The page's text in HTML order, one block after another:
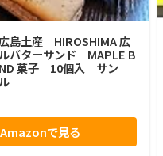
島土産 HIROSHIMA 広
バターサンド MAPLE B
菓子 10個入 サン
Amazonで見る